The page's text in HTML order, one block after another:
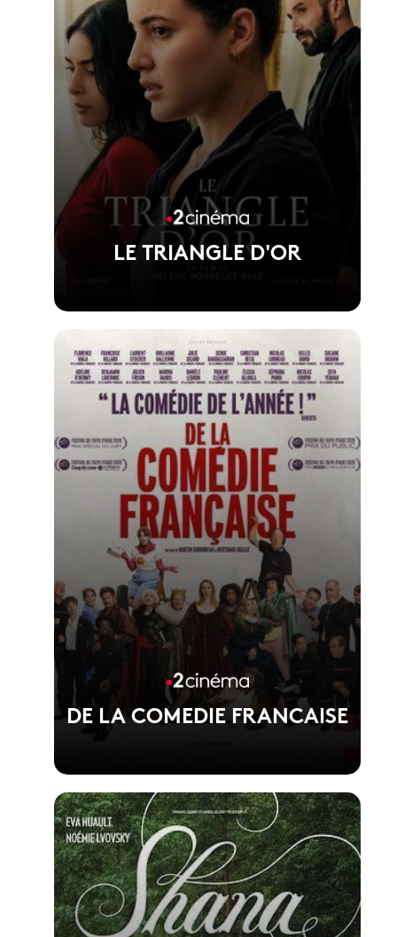
LE TRIANGLE D'OR
1er film d'Hélène Rosselet-ruiz
Voir la fiche du film
DE LA COMEDIE FRANCAISE
1er film de Martin Darondeau et Bertrand
Usclat
Voir la fiche du film